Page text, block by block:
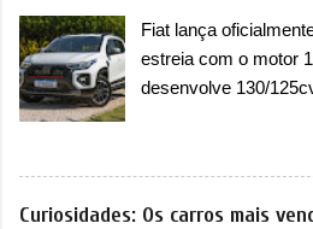
possui faróis com um
com um pequeno
laterais. Os faróis
dois problemas. O
atualização do
da bateria (AHCP e
verificação e, se
motor do ventilador
ventilação e ar-
Fiat lança
estreia com o motor
desenvolve 130/
oficialmente a nova
mudanças visuais e
motor. Depois da
Curiosidades: Os carros mais